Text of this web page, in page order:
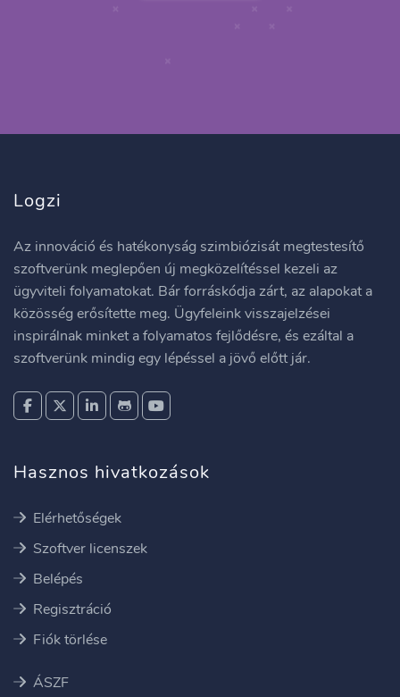
Logzi
Az innováció és hatékonyság szimbiózisát megtestesítő
szoftverünk meglepően új megközelítéssel kezeli az
ügyviteli folyamatokat. Bár forráskódja zárt, az alapokat a
közösség erősítette meg. Ügyfeleink visszajelzései
inspirálnak minket a folyamatos fejlődésre, és ezáltal a
szoftverünk mindig egy lépéssel a jövő előtt jár.
Hasznos hivatkozások
Elérhetőségek
Szoftver licenszek
Belépés
Regisztráció
Fiók törlése
ÁSZF